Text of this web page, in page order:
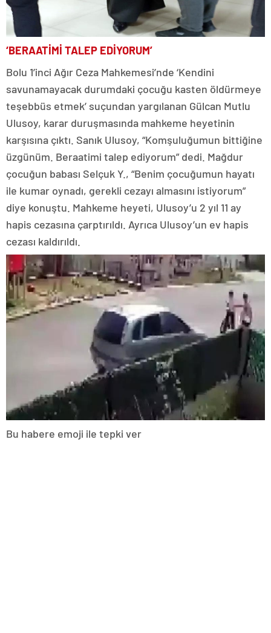
‘BERAATİMİ TALEP EDİYORUM’
Bolu 1’inci Ağır Ceza Mahkemesi’nde ‘Kendini
savunamayacak durumdaki çocuğu kasten öldürmeye
teşebbüs etmek’ suçundan yargılanan Gülcan Mutlu
Ulusoy, karar duruşmasında mahkeme heyetinin
karşısına çıktı. Sanık Ulusoy, “Komşuluğumun bittiğine
üzgünüm. Beraatimi talep ediyorum” dedi. Mağdur
çocuğun babası Selçuk Y., “Benim çocuğumun hayatı
ile kumar oynadı, gerekli cezayı almasını istiyorum”
diye konuştu. Mahkeme heyeti, Ulusoy’u 2 yıl 11 ay
hapis cezasına çarptırıldı. Ayrıca Ulusoy’un ev hapis
cezası kaldırıldı.
Bu habere emoji ile tepki ver